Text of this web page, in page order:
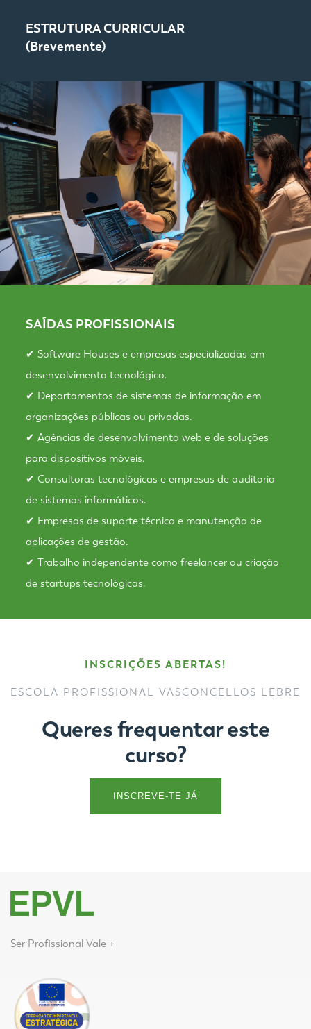
ESTRUTURA CURRICULAR
(Brevemente)
SAÍDAS PROFISSIONAIS
✔ Software Houses e empresas especializadas em
desenvolvimento tecnológico.
✔ Departamentos de sistemas de informação em
organizações públicas ou privadas.
✔ Agências de desenvolvimento web e de soluções
para dispositivos móveis.
✔ Consultoras tecnológicas e empresas de auditoria
de sistemas informáticos.
✔ Empresas de suporte técnico e manutenção de
aplicações de gestão.
✔ Trabalho independente como freelancer ou criação
de startups tecnológicas.
INSCRIÇÕES ABERTAS!
ESCOLA PROFISSIONAL VASCONCELLOS LEBRE
Queres frequentar este
curso?
INSCREVE-TE JÁ
Ser Profissional Vale +